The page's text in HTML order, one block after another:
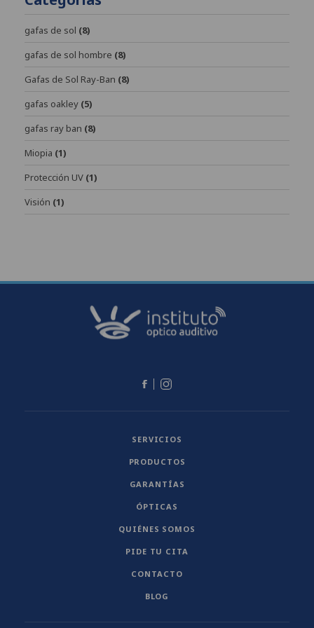
gafas de sol (8)
gafas de sol hombre (8)
Gafas de Sol Ray-Ban (8)
gafas oakley (5)
gafas ray ban (8)
Miopia (1)
Protección UV (1)
Visión (1)
SERVICIOS
PRODUCTOS
GARANTÍAS
ÓPTICAS
QUIÉNES SOMOS
PIDE TU CITA
CONTACTO
BLOG